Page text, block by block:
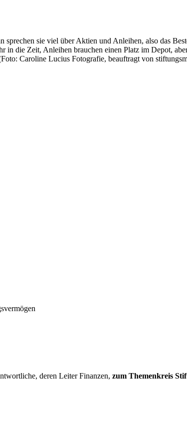
sprechen sie viel über Aktien und Anleihen, also das
in die Zeit, Anleihen brauchen einen Platz im Depot,
Caroline Lucius Fotografie, beauftragt von
deren Leiter Finanzen,zum Themenkreis